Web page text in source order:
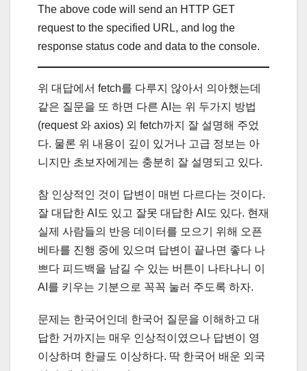
The above code will send an HTTP GET
request to the specified URL, and log the
response status code and data to the console.
위 대답에서 fetch를 다루지 않아서 의아했는데
같은 질문을 또 하면 다른 AI는 위 두가지 방법
(request 와 axios) 외 fetch까지 잘 설명해 주었
다. 물론 위 내용이 깊이 있거나 고급 정보는 아
니지만 초보자에게는 충분히 잘 설명되고 있다.
참 인상적인 것이 답변이 매번 다르다는 것이다.
잘 대답한 AI도 있고 잘못 대답한 AI도 있다. 현재
실제 사람들의 반응 데이터를 모으기 위해 오픈
베타를 진행 중에 있으며 답변이 끝나면 좋다 나
쁘다 피드백을 남길 수 있는 버튼이 나타나니 이
AI를 키우는 기분으로 꼭꼭 눌러 주도록 하자.
문제는 한국어인데 한국어 질문을 이해하고 대
답한 거까지는 매우 인상적이였으나 답변이 영
이상하며 한글도 이상하다. 딱 한국어 배운 외국